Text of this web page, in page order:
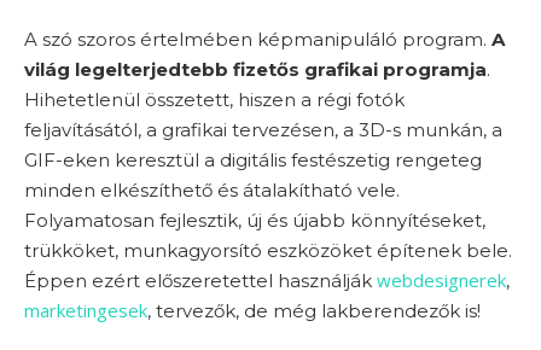
A szó szoros értelmében képmanipuláló program. A
világ legelterjedtebb fizetős grafikai programja.
Hihetetlenül összetett, hiszen a régi fotók
feljavításától, a grafikai tervezésen, a 3D-s munkán, a
GIF-eken keresztül a digitális festészetig rengeteg
minden elkészíthető és átalakítható vele.
Folyamatosan fejlesztik, új és újabb könnyítéseket,
trükköket, munkagyorsító eszközöket építenek bele.
Éppen ezért előszeretettel használják webdesignerek,
marketingesek, tervezők, de még lakberendezők is!